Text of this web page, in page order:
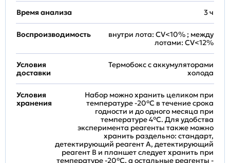
Время анализа 3 ч
Воспроизводимость
внутри лота: CV<10% ; между
лотами: CV<12%
Условия
доставки
Термобокс с аккумуляторами
холода
Условия
хранения
Набор можно хранить целиком при
температуре -20°C в течение срока
годности и до одного месяца при
температуре 4°C. Для удобства
эксперимента реагенты также можно
хранить раздельно: стандарт,
детектирующий реагент A, детектирующий
реагент B и планшет следует хранить при
температуре -20°C, а остальные реагенты -